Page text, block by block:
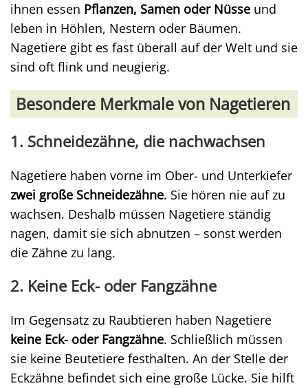
ihnen essen Pflanzen, Samen oder Nüsse und
leben in Höhlen, Nestern oder Bäumen.
Nagetiere gibt es fast überall auf der Welt und sie
sind oft flink und neugierig.
Besondere Merkmale von Nagetieren
1. Schneidezähne, die nachwachsen
Nagetiere haben vorne im Ober- und Unterkiefer
zwei große Schneidezähne. Sie hören nie auf zu
wachsen. Deshalb müssen Nagetiere ständig
nagen, damit sie sich abnutzen – sonst werden
die Zähne zu lang.
2. Keine Eck- oder Fangzähne
Im Gegensatz zu Raubtieren haben Nagetiere
keine Eck- oder Fangzähne. Schließlich müssen
sie keine Beutetiere festhalten. An der Stelle der
Eckzähne befindet sich eine große Lücke. Sie hilft